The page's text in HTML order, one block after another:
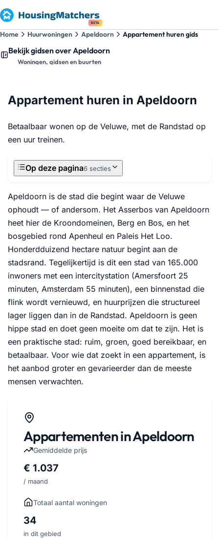
BETA
Home Huurwoningen Apeldoorn Appartement huren gids
Bekijk gidsen over Apeldoorn
Woningen, gidsen en buurten
Appartement huren in Apeldoorn
Betaalbaar wonen op de Veluwe, met de Randstad op
een uur treinen.
Op deze pagina6 secties
Apeldoorn is de stad die begint waar de Veluwe
ophoudt — of andersom. Het Asserbos van Apeldoorn
heet hier de Kroondomeinen, Berg en Bos, en het
bosgebied rond Apenheul en Paleis Het Loo.
Honderdduizend hectare natuur begint aan de
stadsrand. Tegelijkertijd is dit een stad van 165.000
inwoners met een intercitystation (Amersfoort 25
minuten, Amsterdam 55 minuten), een binnenstad die
flink wordt vernieuwd, en huurprijzen die structureel
lager liggen dan in de Randstad. Apeldoorn is geen
hippe stad en doet geen moeite om dat te zijn. Het is
een praktische stad: ruim, groen, goed bereikbaar, en
betaalbaar. Voor wie dat zoekt in een appartement, is
het aanbod groter en gevarieerder dan de meeste
mensen verwachten.
Appartementen in Apeldoorn
Gemiddelde prijs
€ 1.037
/ maand
Totaal aantal woningen
34
in dit gebied